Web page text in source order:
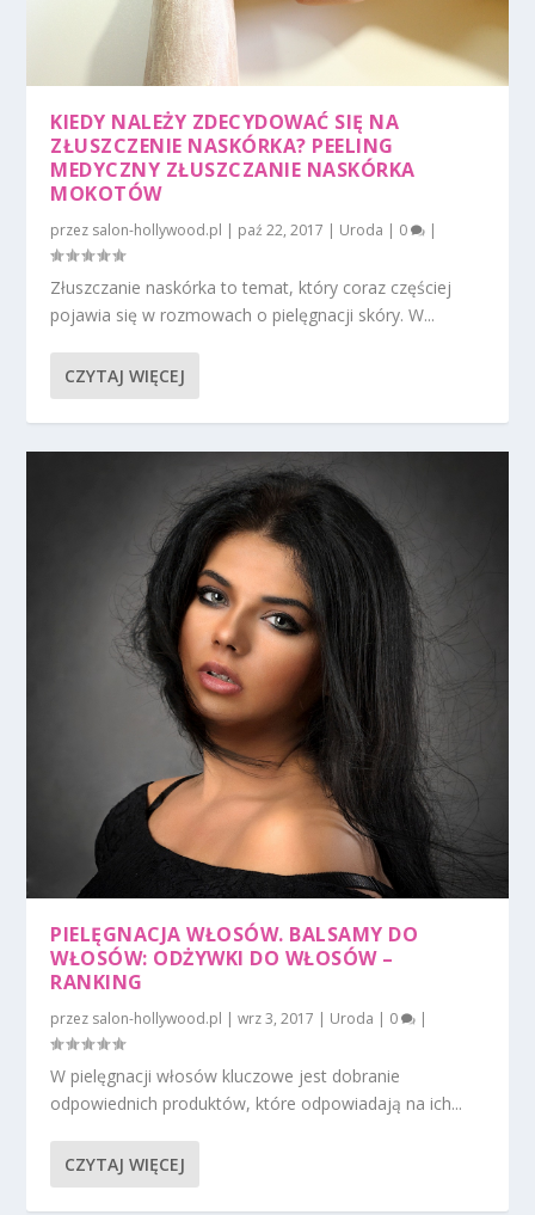
KIEDY NALEŻY ZDECYDOWAĆ SIĘ NA
ZŁUSZCZENIE NASKÓRKA? PEELING
MEDYCZNY ZŁUSZCZANIE NASKÓRKA
MOKOTÓW
przez salon-hollywood.pl | paź 22, 2017 | Uroda | 0 |
Złuszczanie naskórka to temat, który coraz częściej
pojawia się w rozmowach o pielęgnacji skóry. W...
CZYTAJ WIĘCEJ
PIELĘGNACJA WŁOSÓW. BALSAMY DO
WŁOSÓW: ODŻYWKI DO WŁOSÓW –
RANKING
przez salon-hollywood.pl |wrz 3, 2017 | Uroda | 0 |
W pielęgnacji włosów kluczowe jest dobranie
odpowiednich produktów, które odpowiadają na ich...
CZYTAJ WIĘCEJ